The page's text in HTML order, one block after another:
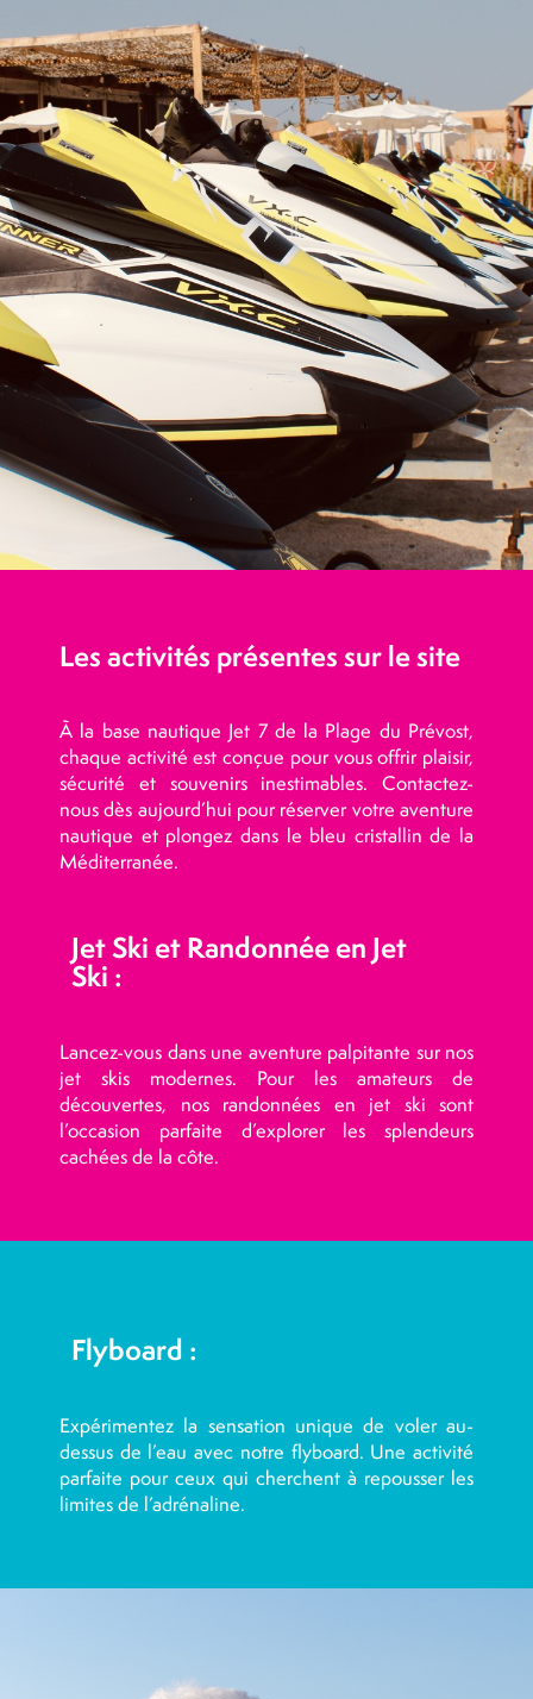
Les activités présentes sur le site
À la base nautique Jet 7 de la Plage du Prévost,
chaque activité est conçue pour vous offrir plaisir,
sécurité et souvenirs inestimables. Contactez-
nous dès aujourd’hui pour réserver votre aventure
nautique et plongez dans le bleu cristallin de la
Méditerranée.
Jet Ski et Randonnée en Jet
Ski :
Lancez-vous dans une aventure palpitante sur nos
jet skis modernes. Pour les amateurs de
découvertes, nos randonnées en jet ski sont
l’occasion parfaite d’explorer les splendeurs
cachées de la côte.
Flyboard :
Expérimentez la sensation unique de voler au-
dessus de l’eau avec notre flyboard. Une activité
parfaite pour ceux qui cherchent à repousser les
limites de l’adrénaline.